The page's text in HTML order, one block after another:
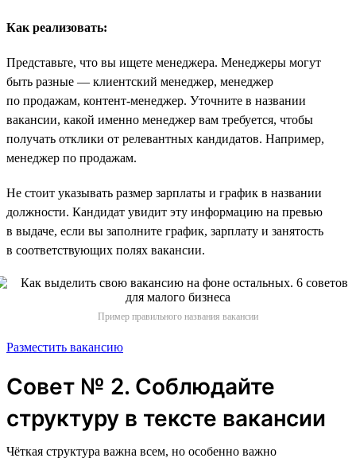
Как реализовать:
Представьте, что вы ищете менеджера. Менеджеры могут
быть разные — клиентский менеджер, менеджер
по продажам, контент-менеджер. Уточните в названии
вакансии, какой именно менеджер вам требуется, чтобы
получать отклики от релевантных кандидатов. Например,
менеджер по продажам.
Не стоит указывать размер зарплаты и график в названии
должности. Кандидат увидит эту информацию на превью
в выдаче, если вы заполните график, зарплату и занятость
в соответствующих полях вакансии.
Пример правильного названия вакансии
Разместить вакансию
Совет № 2. Соблюдайте
структуру в тексте вакансии
Чёткая структура важна всем, но особенно важно